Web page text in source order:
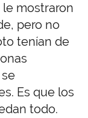
mostraron
pero no
tenían de
Es que los
todo.